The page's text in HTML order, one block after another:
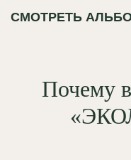
СМОТРЕТЬ
Почему